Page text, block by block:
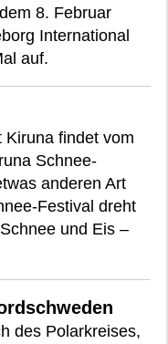
8. Februar
International
auf.
Kiruna findet vom
Schnee-
anderen Art
Festival dreht
und Eis –
des Polarkreises,